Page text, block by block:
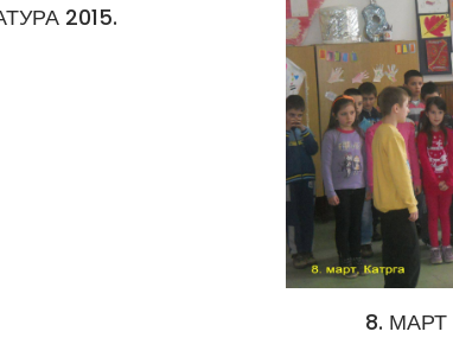
2015.
8. МАРТ